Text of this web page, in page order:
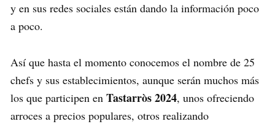
y en sus redes sociales están dando la información poco
a poco.
Así que hasta el momento conocemos el nombre de 25
chefs y sus establecimientos, aunque serán muchos más
los que participen en Tastarròs 2024, unos ofreciendo
arroces a precios populares, otros realizando